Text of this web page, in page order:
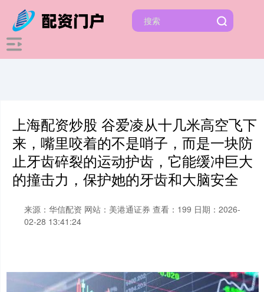
上海配资炒股 谷爱凌从十几米高空飞下
来，嘴里咬着的不是哨子，而是一块防
止牙齿碎裂的运动护齿，它能缓冲巨大
的撞击力，保护她的牙齿和大脑安全
来源：华信配资 网站：美港通证券 查看：199 日期：2026-
02-28 13:41:24